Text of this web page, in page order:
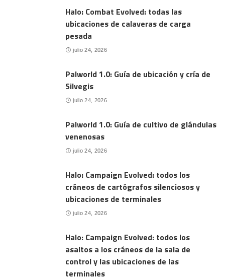
Halo: Combat Evolved: todas las
ubicaciones de calaveras de carga
pesada
julio 24, 2026
Palworld 1.0: Guía de ubicación y cría de
Silvegis
julio 24, 2026
Palworld 1.0: Guía de cultivo de glándulas
venenosas
julio 24, 2026
Halo: Campaign Evolved: todos los
cráneos de cartógrafos silenciosos y
ubicaciones de terminales
julio 24, 2026
Halo: Campaign Evolved: todos los
asaltos a los cráneos de la sala de
control y las ubicaciones de las
terminales